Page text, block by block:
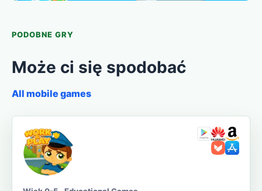
PODOBNE GRY
Może ci się spodobać
All mobile games